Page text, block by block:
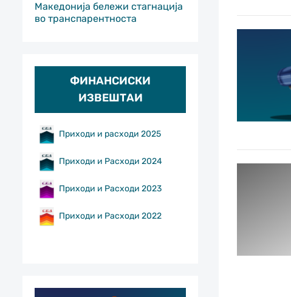
Македонија бележи стагнација
во транспарентноста
ФИНАНСИСКИ
ИЗВЕШТАИ
Приходи и расходи 2025
Приходи и Расходи 2024
Приходи и Расходи 2023
Приходи и Расходи 2022